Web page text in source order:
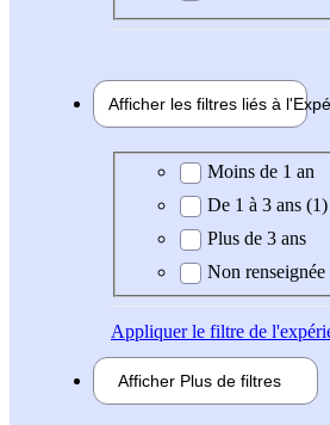
Afficher les filtres liés à l'
Expérience demandée
Moins de 1 an
De 1 à 3 ans (1)
Plus de 3 ans
Non renseignée
Appliquerle filtre de
Afficher Plus de filtres